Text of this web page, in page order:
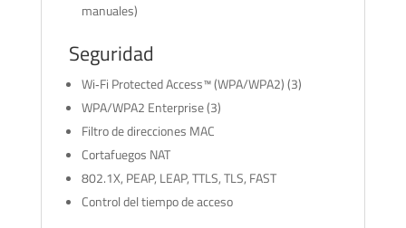
manuales)
Seguridad
Wi‑Fi Protected Access™ (WPA/WPA2) (3)
WPA/WPA2 Enterprise (3)
Filtro de direcciones MAC
Cortafuegos NAT
802.1X, PEAP, LEAP, TTLS, TLS, FAST
Control del tiempo de acceso